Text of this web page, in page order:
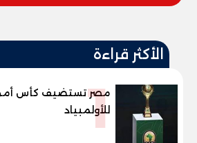
الأكثر قراءة
1
مصر تستضيف كأس أمم
للأولمبياد